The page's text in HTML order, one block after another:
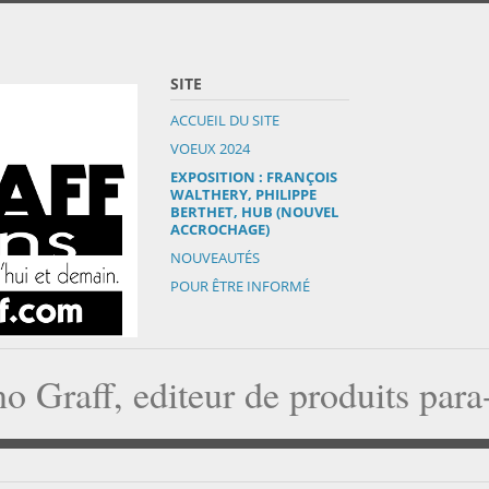
SITE
ACCUEIL DU SITE
VOEUX 2024
EXPOSITION : FRANÇOIS
WALTHERY, PHILIPPE
BERTHET, HUB (NOUVEL
ACCROCHAGE)
NOUVEAUTÉS
POUR ÊTRE INFORMÉ
Graff, editeur de produits